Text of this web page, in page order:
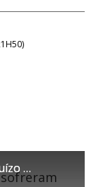
)
Ataques a ônibus causam prejuízo de R$ 50 milhões para a cidade do Rio em um ano
Ataques a ônibus causam prejuízo de R$ 50 milhões para a cidade do Rio em um ano